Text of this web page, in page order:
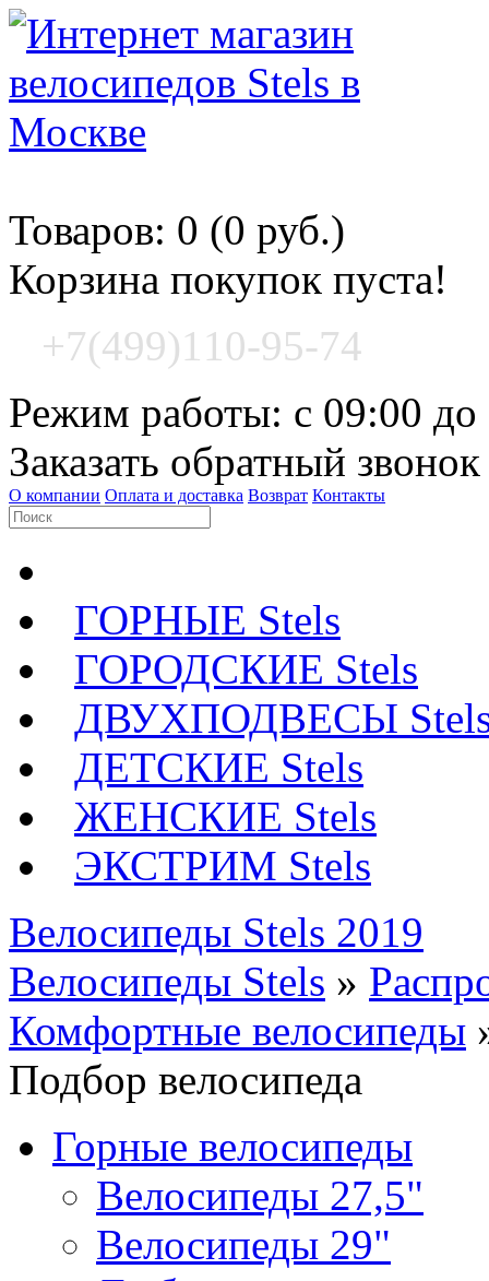
Товаров: 0 (0 руб.)
Корзина покупок пуста!
+7(499)110-95-74
Режим работы: с 09:00 до
Заказать обратный звонок
О компании Оплата и доставка Возврат Контакты
ГОРНЫЕ Stels
ГОРОДСКИЕ Stels
ДВУХПОДВЕСЫ
ДЕТСКИЕ Stels
ЖЕНСКИЕ Stels
ЭКСТРИМ Stels
Велосипеды Stels 2019
Велосипеды Stels »
Комфортные велосипеды
Подбор велосипеда
Горные велосипеды
Велосипеды 27,5"
Велосипеды 29"